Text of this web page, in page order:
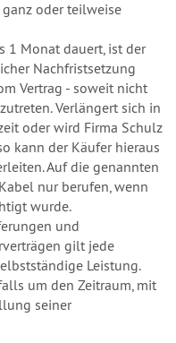
oder teilweise
1 Monat dauert, ist der
Nachfristsetzung
Vertrag - soweit nicht
Verlängert sich in
oder wird Firma Schulz
kann der Käufer hieraus
Auf die genannten
nur berufen, wenn
wurde.
und
gilt jede
Leistung.
um den Zeitraum, mit
seiner